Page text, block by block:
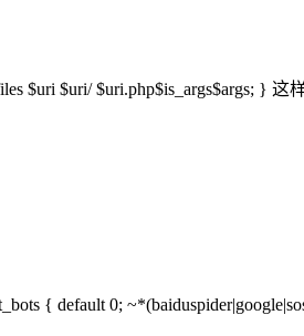
$uri $uri/ $uri.php$is_args$args; }
{ default 0;